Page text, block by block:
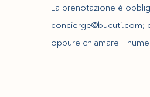
La prenotazione è
concierge@bucuti.com;
oppure chiamare il